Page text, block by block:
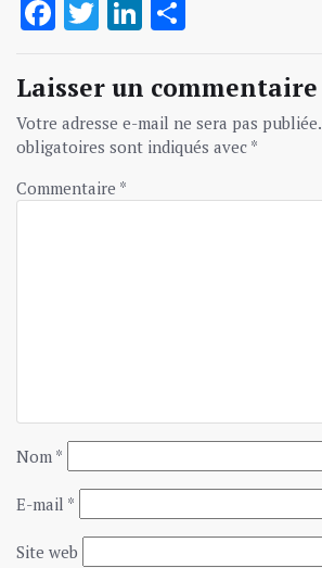
Facebook
TwitterLinkedIn
Laisser un commentaire
Votre adresse e-mail ne sera pas publiée.
obligatoires sont indiqués avec *
Commentaire *
Nom *
E-mail *
Site web